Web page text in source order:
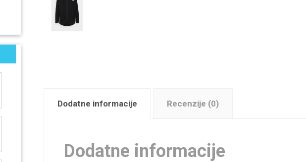
Dodatne informacije Recenzije (0)
Dodatne informacije